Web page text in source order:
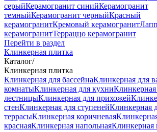
серыйКерамогранит синийКерамогранит
темныйКерамогранит черныйКрасный
керамогранитКремовый керамогранит
керамогранитТерраццо керамогранит
Перейти в раздел
Клинкерная плитка
Каталог/
Клинкерная плитка
Клинкерная для бассейнаКлинкерная для
комнатыКлинкерная для кухниКлинкерная
лестницыКлинкерная для прихожей
стенКлинкерная для ступенейКлинкерная
террасыКлинкерная коричневая
краснаяКлинкерная напольнаяКлинкерная